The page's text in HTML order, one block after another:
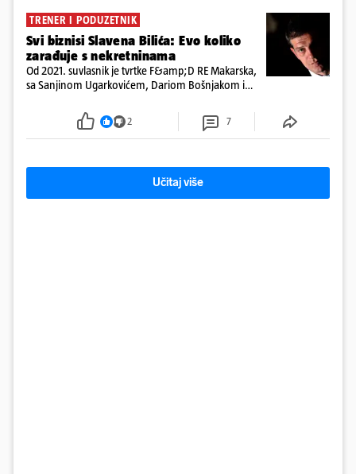
TRENER I PODUZETNIK
Svi biznisi Slavena Bilića: Evo koliko
zarađuje s nekretninama
Od 2021. suvlasnik je tvrtke F&amp;D RE Makarska,
sa Sanjinom Ugarkovićem, Dariom Bošnjakom i
poslovanje nekretninama, a od osnutka nema
2 7
Učitaj više